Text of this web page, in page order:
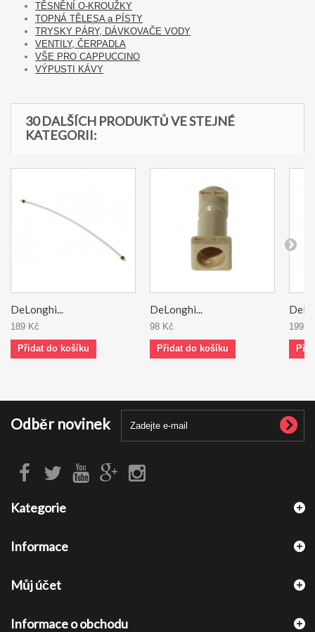
TĚSNĚNÍ O-KROUŽKY
TOPNÁ TĚLESA a PÍSTY
TRYSKY PÁRY, DÁVKOVAČE VODY
VENTILY, ČERPADLA
VŠE PRO CAPPUCCINO
VÝPUSTI KÁVY
30 DALŠÍCH PRODUKTŮ VE STEJNÉ
KATEGORII:
DeLonghi...
189 Kč
Přidat do košíku
DeLonghi...
98 Kč
Přidat do košíku
199
Odběr novinek
Kategorie
Informace
Můj účet
Informace o obchodu